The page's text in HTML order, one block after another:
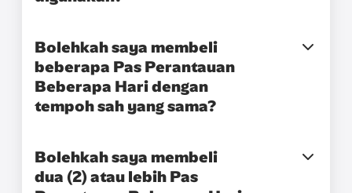
Bolehkah saya membeli
beberapa Pas Perantauan
Beberapa Hari dengan
tempoh sah yang sama?
Bolehkah saya membeli
dua (2) atau lebih Pas